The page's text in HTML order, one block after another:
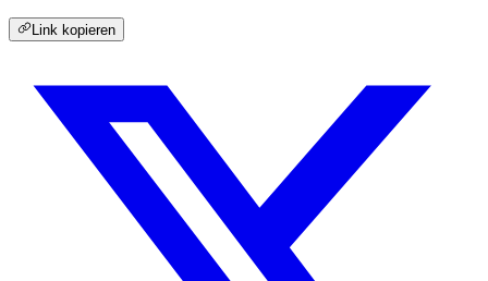
Link kopieren